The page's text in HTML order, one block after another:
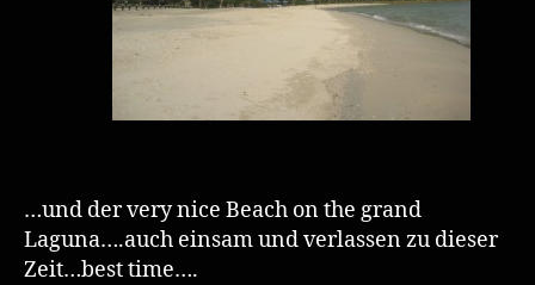
…und der very nice Beach on the grand
Laguna….auch einsam und verlassen zu dieser
Zeit…best time….